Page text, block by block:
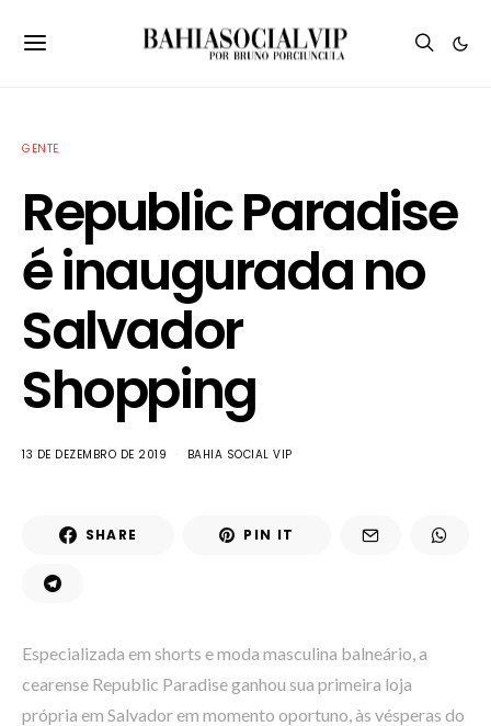
GENTE
Republic Paradise
é inaugurada no
Salvador
Shopping
13 DE DEZEMBRO DE 2019 BAHIA SOCIAL VIP
SHARE PIN IT
Especializada em shorts e moda masculina balneário, a
cearense Republic Paradise ganhou sua primeira loja
própria em Salvador em momento oportuno, às vésperas do